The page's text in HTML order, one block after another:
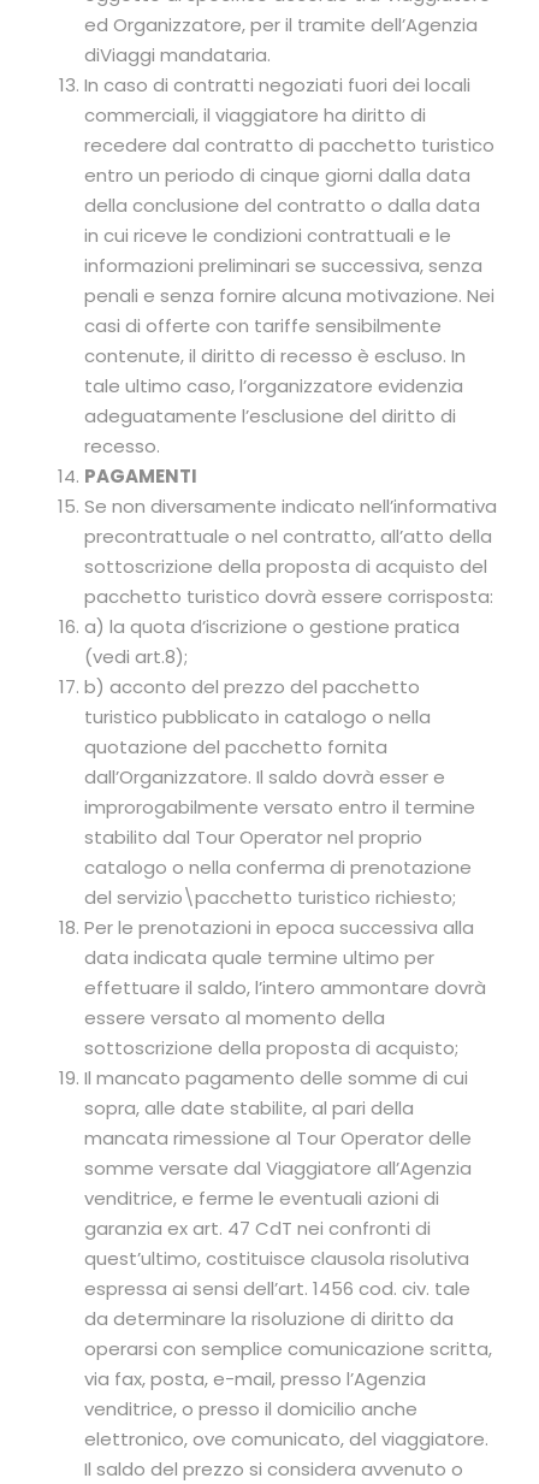
ed Organizzatore, per il tramite dell’Agenzia
diViaggi mandataria.
In caso di contratti negoziati fuori dei locali
commerciali, il viaggiatore ha diritto di
recedere dal contratto di pacchetto turistico
entro un periodo di cinque giorni dalla data
della conclusione del contratto o dalla data
in cui riceve le condizioni contrattuali e le
informazioni preliminari se successiva, senza
penali e senza fornire alcuna motivazione. Nei
casi di offerte con tariffe sensibilmente
contenute, il diritto di recesso è escluso. In
tale ultimo caso, l’organizzatore evidenzia
adeguatamente l’esclusione del diritto di
recesso.
PAGAMENTI
Se non diversamente indicato nell’informativa
precontrattuale o nel contratto, all’atto della
sottoscrizione della proposta di acquisto del
pacchetto turistico dovrà essere corrisposta:
a) la quota d’iscrizione o gestione pratica
(vedi art.8);
b) acconto del prezzo del pacchetto
turistico pubblicato in catalogo o nella
quotazione del pacchetto fornita
dall’Organizzatore. Il saldo dovrà esser e
improrogabilmente versato entro il termine
stabilito dal Tour Operator nel proprio
catalogo o nella conferma di prenotazione
del servizio\pacchetto turistico richiesto;
Per le prenotazioni in epoca successiva alla
data indicata quale termine ultimo per
effettuare il saldo, l’intero ammontare dovrà
essere versato al momento della
sottoscrizione della proposta di acquisto;
Il mancato pagamento delle somme di cui
sopra, alle date stabilite, al pari della
mancata rimessione al Tour Operator delle
somme versate dal Viaggiatore all’Agenzia
venditrice, e ferme le eventuali azioni di
garanzia ex art. 47 CdT nei confronti di
quest’ultimo, costituisce clausola risolutiva
espressa ai sensi dell’art. 1456 cod. civ. tale
da determinare la risoluzione di diritto da
operarsi con semplice comunicazione scritta,
via fax, posta, e-mail, presso l’Agenzia
venditrice, o presso il domicilio anche
elettronico, ove comunicato, del viaggiatore.
Il saldo del prezzo si considera avvenuto o